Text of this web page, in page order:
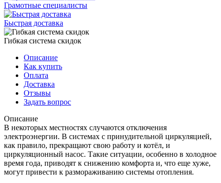
Грамотные специалисты
Быстрая доставка
Гибкая система скидок
Описание
Как купить
Оплата
Доставка
Отзывы
Задать вопрос
Описание
В некоторых местностях случаются отключения
электроэнергии. В системах с принудительной циркуляцией,
как правило, прекращают свою работу и котёл, и
циркуляционный насос. Такие ситуации, особенно в холодное
время года, приводят к снижению комфорта и, что еще хуже,
могут привести к размораживанию системы отопления.